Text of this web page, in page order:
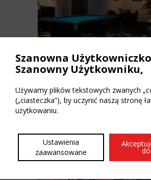
Sport na najwyższym poziomie w
Szanowna
Szanowny Użytkowniku,
Używamy plików tekstowych zwanych
(„ciasteczka”), by uczynić naszą stronę
użytkowaniu.
Ustawienia
zaawansowane